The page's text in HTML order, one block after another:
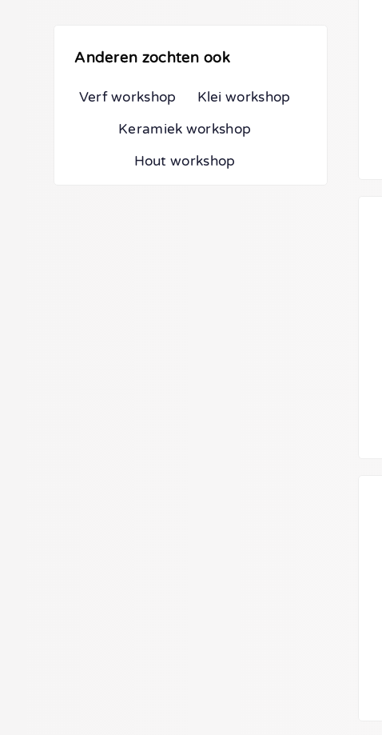
Anderen zochten ook
Verf workshop
Klei workshop
Keramiek workshop
Hout workshop